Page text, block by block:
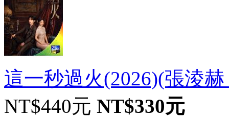
這一秒過火(2026)(張淩
NT$440元 NT$330元